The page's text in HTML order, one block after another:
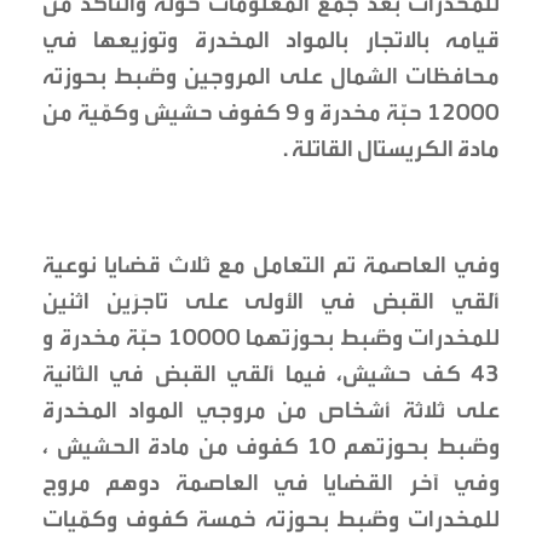
قيامه بالاتجار بالمواد المخدرة وتوزيعها في
محافظات الشمال على المروجين وضُبط بحوزته
١٢٠٠٠ حبّة مخدرة و ٩ كفوف حشيش وكمّية من
مادة الكريستال القاتلة .
وفي العاصمة تم التعامل مع ثلاث قضايا نوعية
أُلقي القبض في الأولى على تاجرَين اثنين
للمخدرات وضُبط بحوزتهما ١٠٠٠٠ حبّة مخدرة و
٤٣ كف حشيش، فيما أُلقي القبض في الثانية
على ثلاثة أشخاص من مروجي المواد المخدرة
وضُبط بحوزتهم ١٠ كفوف من مادة الحشيش ،
وفي آخر القضايا في العاصمة دوهم مروج
للمخدرات وضُبط بحوزته خمسة كفوف وكمّيات